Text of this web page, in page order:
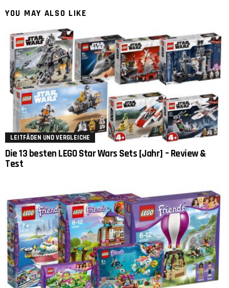
YOU MAY ALSO LIKE
LEITFÄDEN UND VERGLEICHE
Die 13 besten LEGO Star Wars Sets [Jahr] – Review &
Test